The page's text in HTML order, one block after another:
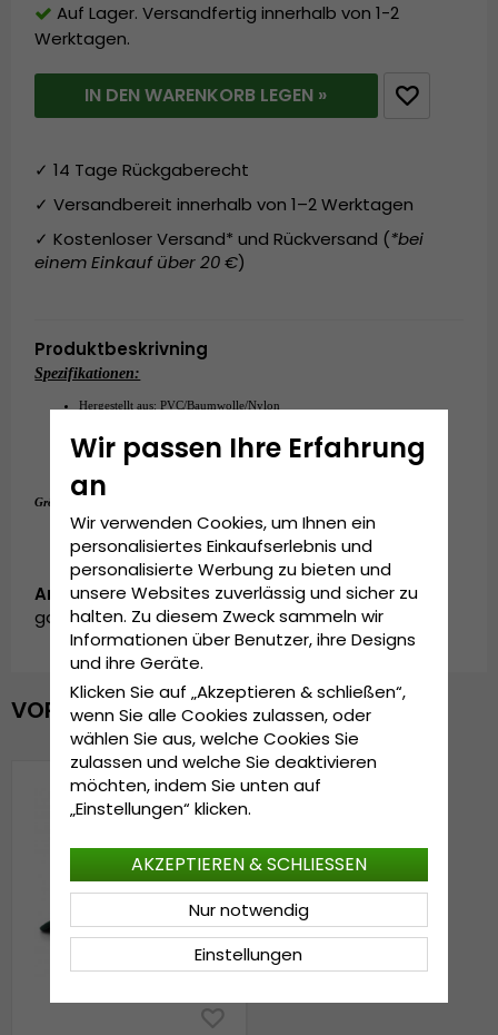
Auf Lager. Versandfertig innerhalb von 1-2
Werktagen.
IN DEN WARENKORB LEGEN »
✓ 14 Tage Rückgaberecht
✓ Versandbereit innerhalb von 1–2 Werktagen
✓ Kostenloser Versand* und Rückversand (*bei
einem Einkauf über 20 €)
Produktbeskrivning
Spezifikationen:
Hergestellt aus: PVC/Baumwolle/Nylon
An der Rückseite der Kappe verstellbar.
Grösseninformationen:
Artikelnummer:
garda.trucker.unstoppable.green
VOR KURZEM ANGESEHEN
Wir passen Ihre Erfahrung
an
Wir verwenden Cookies, um Ihnen ein
personalisiertes Einkaufserlebnis und
personalisierte Werbung zu bieten und
unsere Websites zuverlässig und sicher zu
halten. Zu diesem Zweck sammeln wir
Informationen über Benutzer, ihre Designs
und ihre Geräte.
Klicken Sie auf „Akzeptieren & schließen“,
wenn Sie alle Cookies zulassen, oder
wählen Sie aus, welche Cookies Sie
zulassen und welche Sie deaktivieren
möchten, indem Sie unten auf
„Einstellungen“ klicken.
Einstellungen
Nur notwendig
AKZEPTIEREN & SCHLIESSEN